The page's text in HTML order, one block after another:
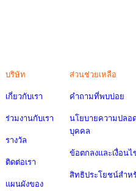
บริษัท
เกี่ยวกับเรา
ร่วมงานกับเรา
รางวัล
ติดต่อเรา
แผนผังของ
ส่วนช่วยเหลือ
คำถามที่พบบ่อย
นโยบายความปลอ
บุคคล
ข้อตกลงและเงื่อนไ
สิทธิประโยชน์สำห